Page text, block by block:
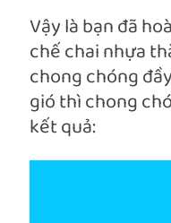
Vậy là bạn đã
chế chai nhựa
chong chóng
gió thì chong
kết quả: